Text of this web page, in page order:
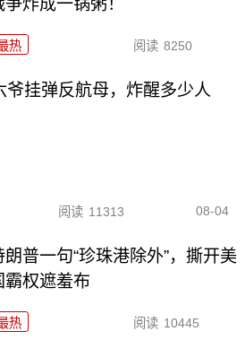
争炸成一锅粥！
热 阅读 8250
爷挂弹反航母，炸醒多少人
阅读 11313 08-04
朗普一句“珍珠港除外”，撕开美
霸权遮羞布
热 阅读 10445